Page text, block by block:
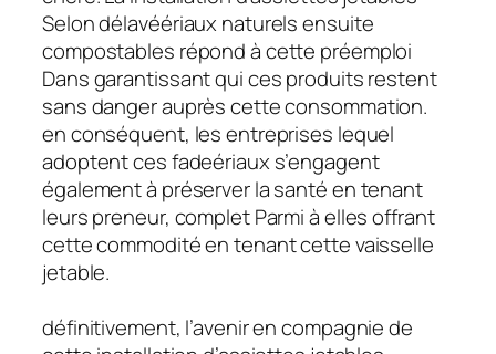
Selon délavéériaux naturels ensuite
compostables répond à cette préemploi
Dans garantissant qui ces produits restent
sans danger auprès cette consommation.
en conséquent, les entreprises lequel
adoptent ces fadeériaux s’engagent
également à préserver la santé en tenant
leurs preneur, complet Parmi à elles offrant
cette commodité en tenant cette vaisselle
jetable.
définitivement, l’avenir en compagnie de